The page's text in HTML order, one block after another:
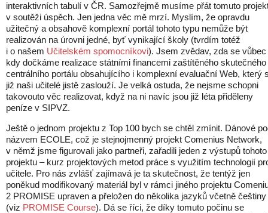
interaktivních tabulí v ČR. Samozřejmě musíme přát tomuto
v soutěži úspěch. Jen jedna věc mě mrzí. Myslím, že opravdu
užitečný a obsahově komplexní portál tohoto typu nemůže být
realizován na úrovni jedné, byť vynikající školy (tvrdím totéž
i o našem Učitelském spomocníkovi). Jsem zvědav, zda se vůbec
kdy dočkáme realizace státními financemi zaštítěného skutečného
centrálního portálu obsahujícího i komplexní evaluační Web, který
již naši učitelé jistě zaslouží. Je velká ostuda, že nejsme schopni
takovouto věc realizovat, když na ni navíc jsou již léta přiděleny
peníze v SIPVZ.
Ještě o jednom projektu z Top 100 bych se chtěl zmínit. Dánové
názvem ECOLE, což je stejnojmenný projekt Comenius Network,
v němž jsme figurovali jako partneři, zařadili jeden z výstupů tohoto
projektu – kurz projektových metod práce s využitím technologií
učitele. Pro nás zvlášť zajímavá je ta skutečnost, že tentýž jen
poněkud modifikovaný materiál byl v rámci jiného projektu
2 PROMISE upraven a přeložen do několika jazyků včetně češtiny
(viz PROMISE Course). Dá se říci, že díky tomuto počinu se